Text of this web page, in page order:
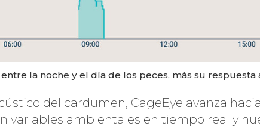
la noche y el día de los peces, más su respuesta
del cardumen, CageEye avanza
variables ambientales en tiempo real y